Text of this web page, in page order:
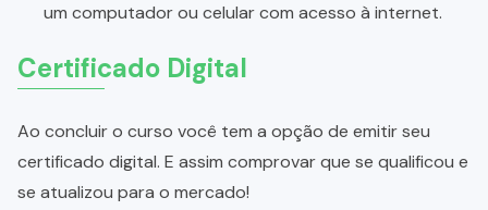
um computador ou celular com acesso à internet.
Certificado Digital
Ao concluir o curso você tem a opção de emitir seu
certificado digital. E assim comprovar que se qualificou e
se atualizou para o mercado!